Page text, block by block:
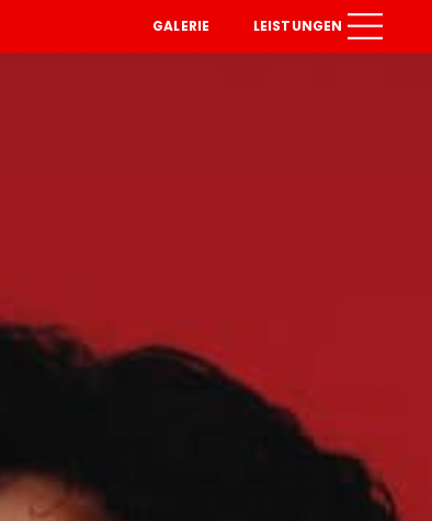
GALERIE LEISTUNGEN